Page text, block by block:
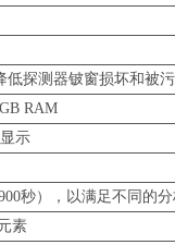
低探测器铍窗损坏和被
RAM
示
秒），以满足不同的
素